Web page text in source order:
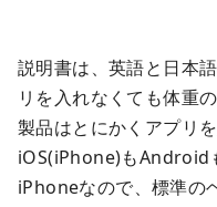
説明書は、英語と日本
リを入れなくても体重
製品はとにかくアプリ
iOS(iPhone)もAndroid
iPhoneなので、標準の